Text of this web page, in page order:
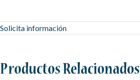
Solicita información
Productos Relacionados